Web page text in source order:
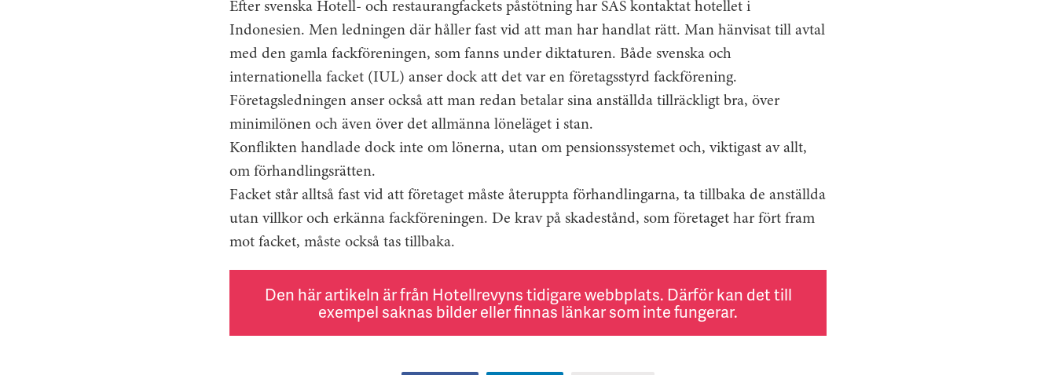
Efter svenska Hotell- och restaurangfackets påstötning har SAS kontaktat hotellet i
Indonesien. Men ledningen där håller fast vid att man har handlat rätt. Man hänvisat till avtal
med den gamla fackföreningen, som fanns under diktaturen. Både svenska och
internationella facket (IUL) anser dock att det var en företagsstyrd fackförening.
Företagsledningen anser också att man redan betalar sina anställda tillräckligt bra, över
minimilönen och även över det allmänna löneläget i stan.
Konflikten handlade dock inte om lönerna, utan om pensionssystemet och, viktigast av allt,
om förhandlingsrätten.
Facket står alltså fast vid att företaget måste återuppta förhandlingarna, ta tillbaka de anställda
utan villkor och erkänna fackföreningen. De krav på skadestånd, som företaget har fört fram
mot facket, måste också tas tillbaka.
Den här artikeln är från Hotellrevyns tidigare webbplats. Därför kan det till
exempel saknas bilder eller finnas länkar som inte fungerar.